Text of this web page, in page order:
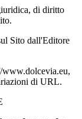
di diritto
Sito dall'Editore
www.dolcevia.eu,
di URL.